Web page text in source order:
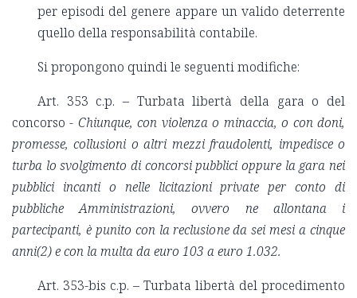
per episodi del genere appare un valido deterrente
quello della responsabilità contabile.
Si propongono quindi le seguenti modifiche:
Art. 353 c.p. – Turbata libertà della gara o del
concorso - Chiunque, con violenza o minaccia, o con doni,
promesse, collusioni o altri mezzi fraudolenti, impedisce o
turba lo svolgimento di concorsi pubblici oppure la gara nei
pubblici incanti o nelle licitazioni private per conto di
pubbliche Amministrazioni, ovvero ne allontana i
partecipanti, è punito con la reclusione da sei mesi a cinque
anni(2) e con la multa da euro 103 a euro 1.032.
Art. 353-bis c.p. – Turbata libertà del procedimento